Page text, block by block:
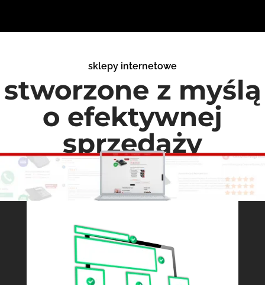
sklepy internetowe
stworzone z myślą
o efektywnej
sprzedaży